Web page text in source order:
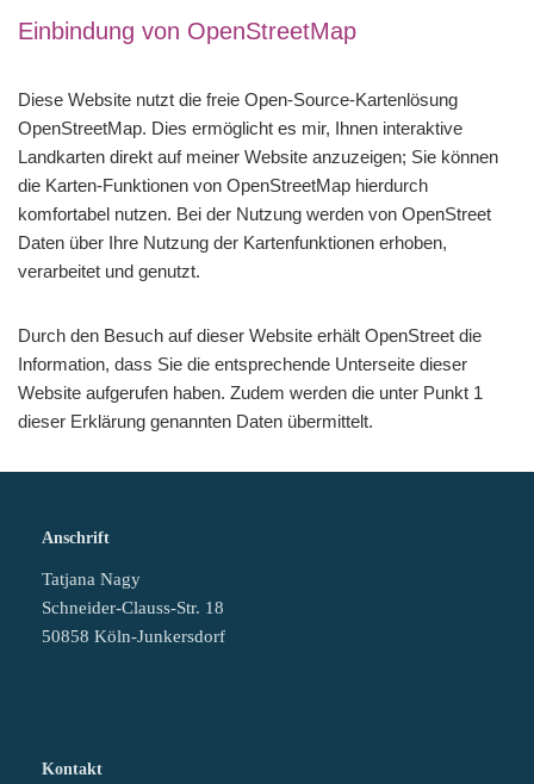
Einbindung von OpenStreetMap
Diese Website nutzt die freie Open-Source-Kartenlösung
OpenStreetMap. Dies ermöglicht es mir, Ihnen interaktive
Landkarten direkt auf meiner Website anzuzeigen; Sie können
die Karten-Funktionen von OpenStreetMap hierdurch
komfortabel nutzen. Bei der Nutzung werden von OpenStreet
Daten über Ihre Nutzung der Kartenfunktionen erhoben,
verarbeitet und genutzt.
Durch den Besuch auf dieser Website erhält OpenStreet die
Information, dass Sie die entsprechende Unterseite dieser
Website aufgerufen haben. Zudem werden die unter Punkt 1
dieser Erklärung genannten Daten übermittelt.
Anschrift
Tatjana Nagy
Schneider-Clauss-Str. 18
50858 Köln-Junkersdorf
Kontakt